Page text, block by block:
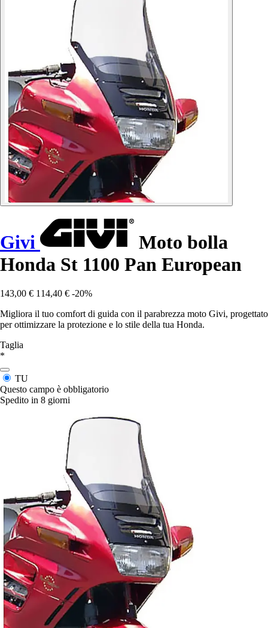
Givi
Moto bolla
Honda St 1100 Pan European
143,00 € 114,40 € -20%
Migliora il tuo comfort di guida con il parabrezza moto Givi, progettato
per ottimizzare la protezione e lo stile della tua Honda.
Taglia
*
TU
Questo campo è obbligatorio
Spedito in 8 giorni